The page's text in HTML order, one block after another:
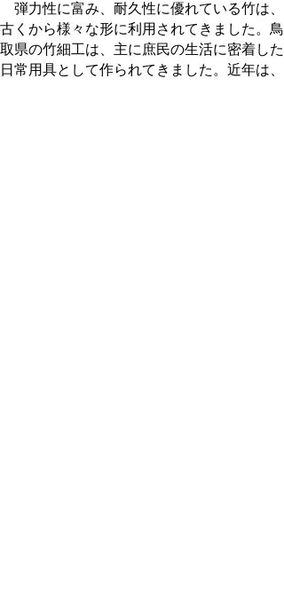
弾力性に富み、耐久性に優れている竹は、
古くから様々な形に利用されてきました。鳥
取県の竹細工は、主に庶民の生活に密着した
日常用具として作られてきました。近年は、